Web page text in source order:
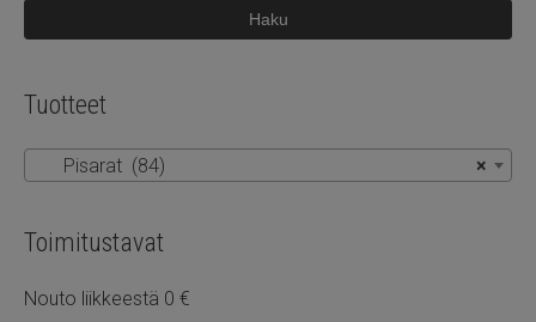
Haku
Tuotteet
×
Pisarat (84)
Toimitustavat
Nouto liikkeestä 0 €